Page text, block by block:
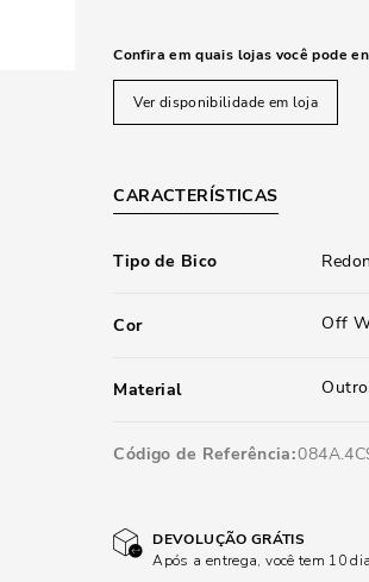
Confira em quais lojas você pode
Ver disponibilidade em loja
CARACTERÍSTICAS
Tipo de Bico
Cor Off
Material
Código de Referência
DEVOLUÇÃO GRÁTIS
Após a entrega, você tem 10